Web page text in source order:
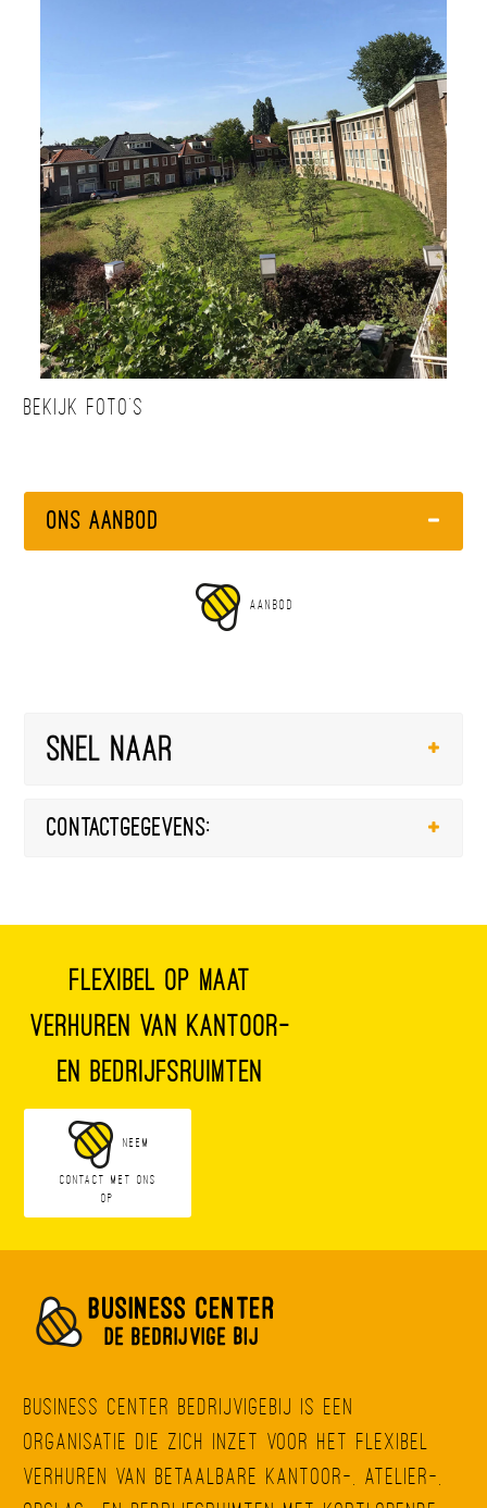
Bekijk foto’s
Ons Aanbod
AANBOD
Snel naar
Contactgegevens:
Flexibel op maat
verhuren van kantoor-
en bedrijfsruimten
Neem
contact met ons
op
Business Center BedrijvigeBij is een
organisatie die zich inzet voor het flexibel
verhuren van betaalbare kantoor-, atelier-,